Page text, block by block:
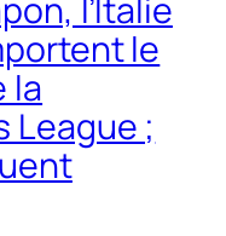
l’Italie
le
la
League ;